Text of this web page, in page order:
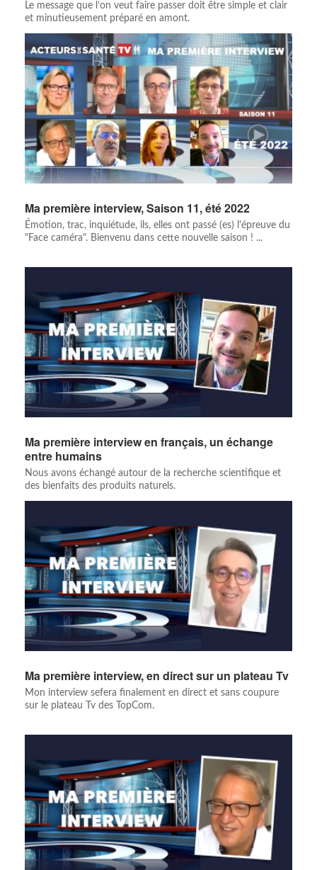
Le message que l’on veut faire passer doit être simple et clair
et minutieusement préparé en amont.
Ma première interview, Saison 11, été 2022
Émotion, trac, inquiétude, ils, elles ont passé (es) l'épreuve du
"Face caméra". Bienvenu dans cette nouvelle saison ! ...
Ma première interview en français, un échange
entre humains
Nous avons échangé autour de la recherche scientifique et
des bienfaits des produits naturels.
Ma première interview, en direct sur un plateau Tv
Mon interview sefera finalement en direct et sans coupure
sur le plateau Tv des TopCom.